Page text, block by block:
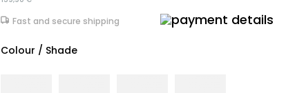
Fast and secure shipping
Colour / Shade